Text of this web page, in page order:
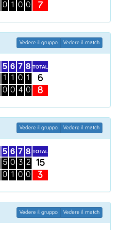
0 1
0 0
7
Vedere il gruppo Vedere il match
5
1
0
6
1
0
7
0
4
8
1
0
TOTAL
6
8
Vedere il gruppo Vedere il match
5
5
0
6
0
1
7
3
0
8
2
0
TOTAL
15
3
Vedere il gruppo Vedere il match